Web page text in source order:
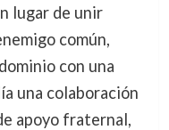
lugar de unir
común,
con una
una colaboración
apoyo fraternal,